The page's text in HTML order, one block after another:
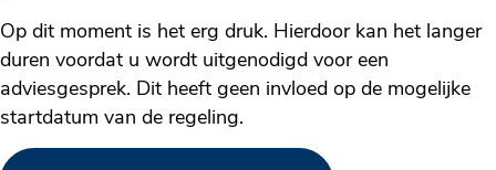
Op dit moment is het erg druk. Hierdoor kan het langer
duren voordat u wordt uitgenodigd voor een
adviesgesprek. Dit heeft geen invloed op de mogelijke
startdatum van de regeling.